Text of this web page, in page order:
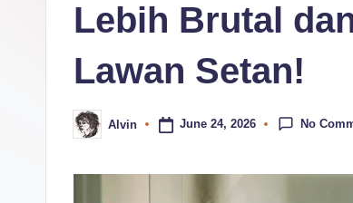
Lebih Brutal
Lawan Setan!
Posted
by
Alvin June 24, 2026 No